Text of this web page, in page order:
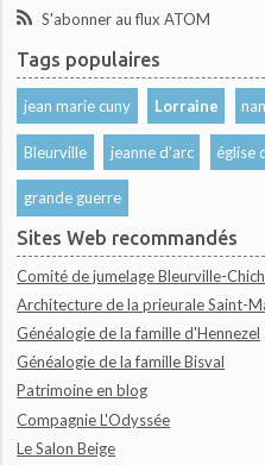
S'abonner au flux ATOM
Tags populaires
jean marie cuny Lorraine
Bleurville jeanne d'arc église
grande guerre
Sites Web recommandés
Comité de jumelage Bleurville-
Architecture de la prieurale Saint-
Généalogie de la famille d'Hennezel
Généalogie de la famille Bisval
Patrimoine en blog
Compagnie L'Odyssée
Le Salon Beige